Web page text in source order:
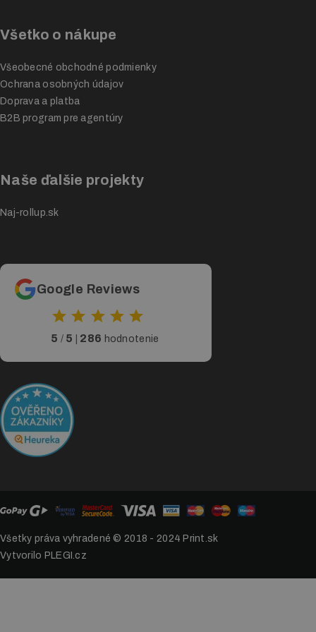
Všetko o nákupe
Všeobecné obchodné podmienky
Ochrana osobných údajov
Doprava a platba
B2B program pre agentúry
Naše ďalšie projekty
Naj-rollup.sk
Google Reviews
5 / 5 286 hodnotenie
Všetky práva vyhradené © 2018 - 2024 Print.sk
Vytvorilo PLEGI.cz